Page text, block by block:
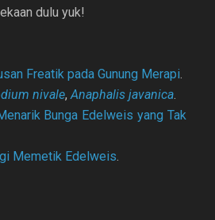
dulu yuk!
Freatik pada Gunung Merapi.
nivale,Anaphalis javanica.
Bunga Edelweis yang Tak
Memetik Edelweis.